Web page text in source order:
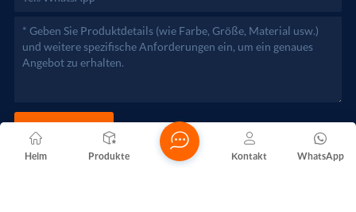
JETZT SENDEN
Heim Produkte WhatsApp
Kontakt